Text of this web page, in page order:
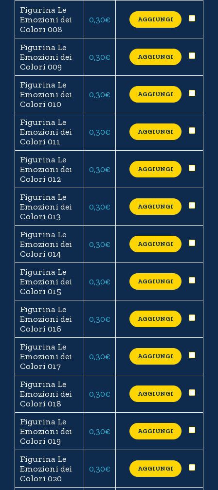
Figurina Le
Emozioni dei
Colori 008
0,30€ AGGIUNGI
Figurina Le
Emozioni dei
Colori 009
0,30€ AGGIUNGI
Figurina Le
Emozioni dei
Colori 010
0,30€ AGGIUNGI
Figurina Le
Emozioni dei
Colori 011
0,30€ AGGIUNGI
Figurina Le
Emozioni dei
Colori 012
0,30€ AGGIUNGI
Figurina Le
Emozioni dei
Colori 013
0,30€ AGGIUNGI
Figurina Le
Emozioni dei
Colori 014
0,30€ AGGIUNGI
Figurina Le
Emozioni dei
Colori 015
0,30€ AGGIUNGI
Figurina Le
Emozioni dei
Colori 016
0,30€ AGGIUNGI
Figurina Le
Emozioni dei
Colori 017
0,30€ AGGIUNGI
Figurina Le
Emozioni dei
Colori 018
0,30€ AGGIUNGI
Figurina Le
Emozioni dei
Colori 019
0,30€ AGGIUNGI
Figurina Le
Emozioni dei
Colori 020
0,30€ AGGIUNGI